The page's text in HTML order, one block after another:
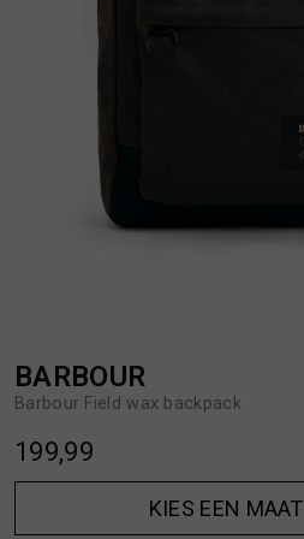
BROEKEN
OVERHEMDEN
BARBOUR
Barbour Field wax backpack
199,99
KIES EEN MAAT